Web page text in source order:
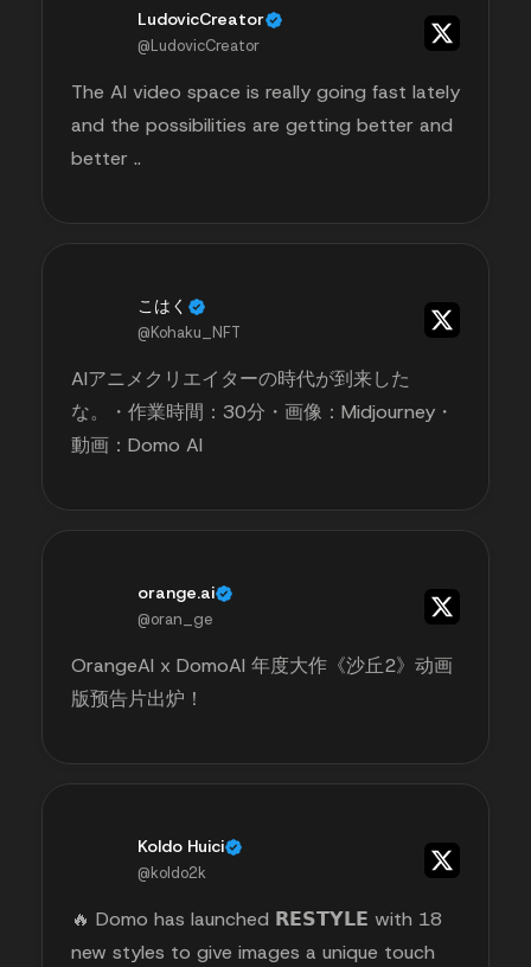
LudovicCreator
@LudovicCreator
The AI video space is really going fast lately
and the possibilities are getting better and
better ..
こはく
@Kohaku_NFT
AIアニメクリエイターの時代が到来した
な。・作業時間：30分・画像：Midjourney・
動画：Domo AI
orange.ai
@oran_ge
OrangeAI x DomoAI 年度大作《沙丘2》动画
版预告片出炉！
Koldo Huici
@koldo2k
🔥 Domo has launched 𝗥𝗘𝗦𝗧𝗬𝗟𝗘 with 18
new styles to give images a unique touch